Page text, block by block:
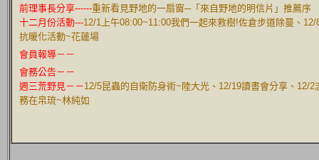
前理事長分享------重新看見野地的一扇窗─「來自野地的明信片」推薦序
十二月份活動---12/1上午08:00~11:00我們一起來救樹!佐倉步道除蔓、12/
抗暖化活動~花蓮場
會員報導－－
會務公告－－
週三荒野見 －－12/5昆蟲的自衛防身術~陸大光、12/19讀書會分享、12/2
務在帛琉~林純如